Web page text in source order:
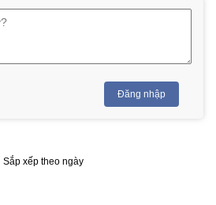
Đăng nhập
Sắp xếp theo ngày